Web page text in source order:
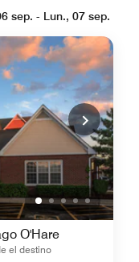
sep. - Lun., 07 sep.
O'Hare
el destino